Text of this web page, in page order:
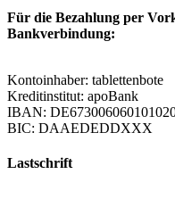
Für die Bezahlung per
Bankverbindung:
Kontoinhaber: tablettenbote
Kreditinstitut: apoBank
IBAN:
BIC: DAAEDEDDXXX
Lastschrift